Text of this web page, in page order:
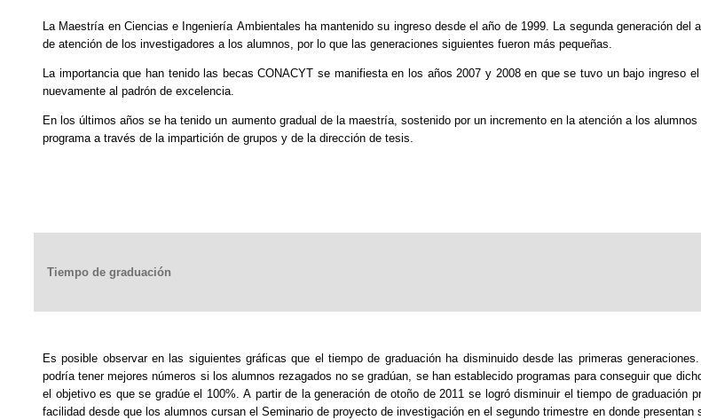
La Maestría en Ciencias e Ingeniería Ambientales ha mantenido su ingreso desde el año de 1999. La segunda generación
de atención de los investigadores a los alumnos, por lo que las generaciones siguientes fueron más pequeñas.
La importancia que han tenido las becas CONACYT se manifiesta en los años 2007 y 2008 en que se tuvo un bajo ingreso
nuevamente al padrón de excelencia.
En los últimos años se ha tenido un aumento gradual de la maestría, sostenido por un incremento en la atención a los
programa a través de la impartición de grupos y de la dirección de tesis.
Tiempo de graduación
Es posible observar en las siguientes gráficas que el tiempo de graduación ha disminuido desde las primeras
podría tener mejores números si los alumnos rezagados no se gradúan, se han establecido programas para conseguir que
el objetivo es que se gradúe el 100%. A partir de la generación de otoño de 2011 se logró disminuir el tiempo de graduación
facilidad desde que los alumnos cursan el Seminario de proyecto de investigación en el segundo trimestre en donde